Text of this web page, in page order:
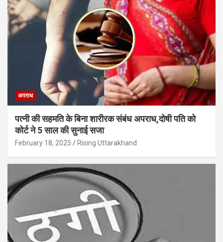
अपराध
पत्नी की सहमति के बिना शारीरक संबंध अपराध,दोषी पति को
कोर्ट ने 5 साल की सुनाई सजा
February 18, 2025 Rising Uttarakhand